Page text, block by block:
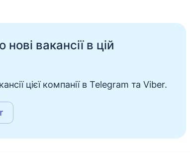
вакансії в цій
цієї компанії в Telegram та Viber.